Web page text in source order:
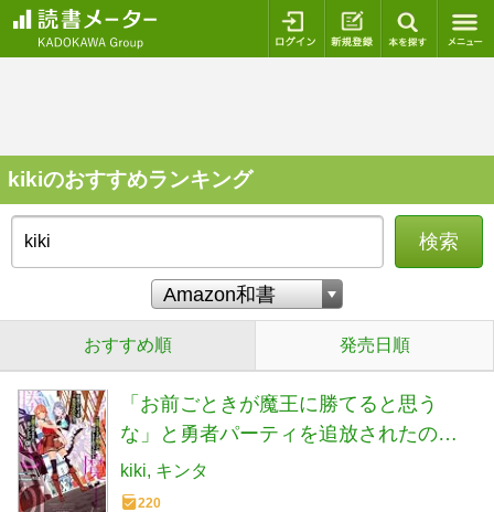
ログイン 新規登録
kikiのおすすめランキング
検索
おすすめ順 発売日順
「お前ごときが魔王に勝てると思う
な」と勇者パーティを追放されたの
で、王都で気ままに暮らしたい 1 (GCノ
ベルズ)
kiki キンタ
220